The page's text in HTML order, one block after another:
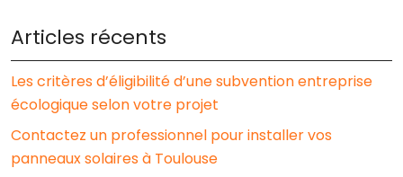
Articles récents
Les critères d’éligibilité d’une subvention entreprise
écologique selon votre projet
Contactez un professionnel pour installer vos
panneaux solaires à Toulouse